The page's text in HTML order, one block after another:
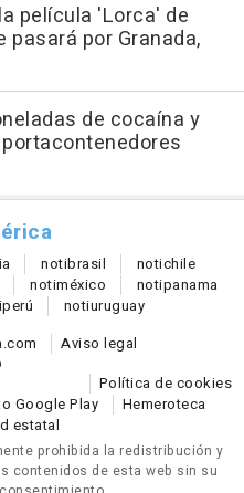
película 'Lorca' de
pasará por Granada,
de cocaína y
notibrasil notichile
notiméxico notipanama
perú notiuruguay
Aviso legal
Política de cookies
Google Play
Hemeroteca
estatal
prohibida la redistribución y
contenidos de esta web sin su